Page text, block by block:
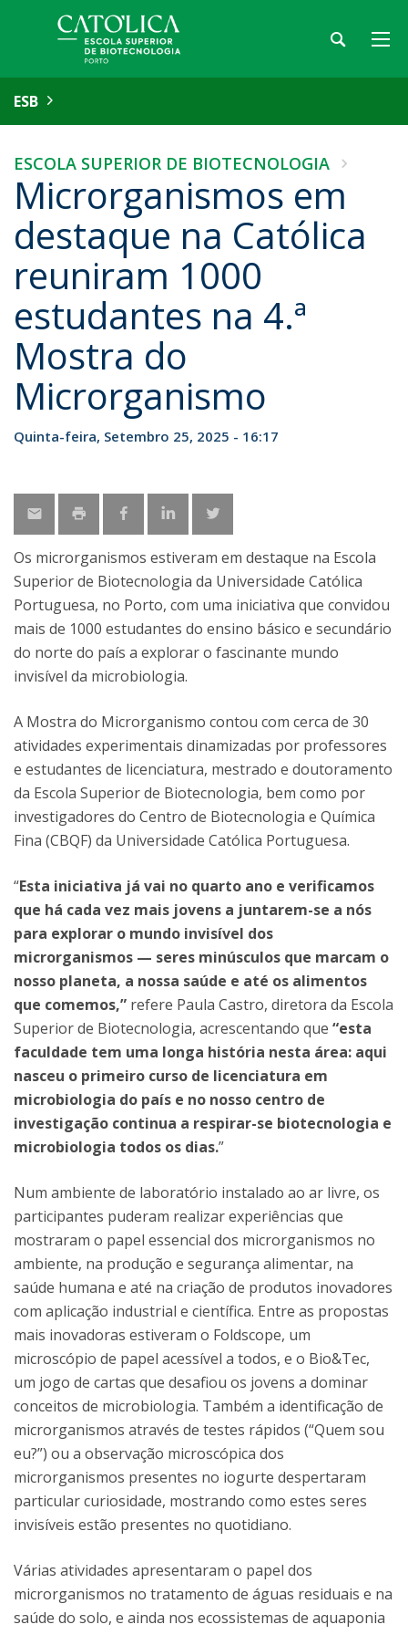
ESB
ESCOLA SUPERIOR DE BIOTECNOLOGIA
Microrganismos em
destaque na Católica
reuniram 1000
estudantes na 4.ª
Mostra do
Microrganismo
Quinta-feira, Setembro 25, 2025 - 16:17
Os microrganismos estiveram em destaque na Escola
Superior de Biotecnologia da Universidade Católica
Portuguesa, no Porto, com uma iniciativa que convidou
mais de 1000 estudantes do ensino básico e secundário
do norte do país a explorar o fascinante mundo
invisível da microbiologia.
A Mostra do Microrganismo contou com cerca de 30
atividades experimentais dinamizadas por professores
e estudantes de licenciatura, mestrado e doutoramento
da Escola Superior de Biotecnologia, bem como por
investigadores do Centro de Biotecnologia e Química
Fina (CBQF) da Universidade Católica Portuguesa.
“Esta iniciativa já vai no quarto ano e verificamos
que há cada vez mais jovens a juntarem-se a nós
para explorar o mundo invisível dos
microrganismos — seres minúsculos que marcam o
nosso planeta, a nossa saúde e até os alimentos
que comemos,” refere Paula Castro, diretora da Escola
Superior de Biotecnologia, acrescentando que “esta
faculdade tem uma longa história nesta área: aqui
nasceu o primeiro curso de licenciatura em
microbiologia do país e no nosso centro de
investigação continua a respirar-se biotecnologia e
microbiologia todos os dias.”
Num ambiente de laboratório instalado ao ar livre, os
participantes puderam realizar experiências que
mostraram o papel essencial dos microrganismos no
ambiente, na produção e segurança alimentar, na
saúde humana e até na criação de produtos inovadores
com aplicação industrial e científica. Entre as propostas
mais inovadoras estiveram o Foldscope, um
microscópio de papel acessível a todos, e o Bio&Tec,
um jogo de cartas que desafiou os jovens a dominar
conceitos de microbiologia. Também a identificação de
microrganismos através de testes rápidos (“Quem sou
eu?”) ou a observação microscópica dos
microrganismos presentes no iogurte despertaram
particular curiosidade, mostrando como estes seres
invisíveis estão presentes no quotidiano.
Várias atividades apresentaram o papel dos
microrganismos no tratamento de águas residuais e na
saúde do solo, e ainda nos ecossistemas de aquaponia